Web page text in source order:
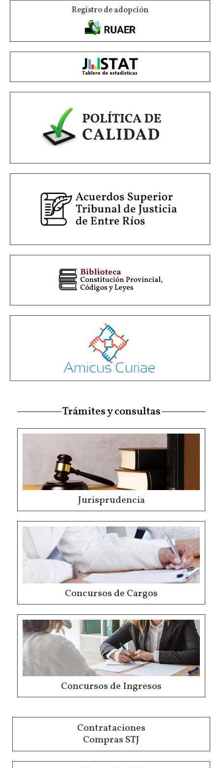
Registro de adopción
Trámites y consultas
Jurisprudencia
Concursos de Cargos
Concursos de Ingresos
Contrataciones
Compras STJ